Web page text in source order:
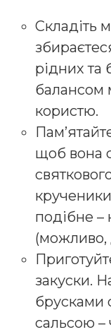
Складіть
рідних та
балансом
користю.
щоб вона
подібне –
(можливо,
закуски.
брусками
сальсою –